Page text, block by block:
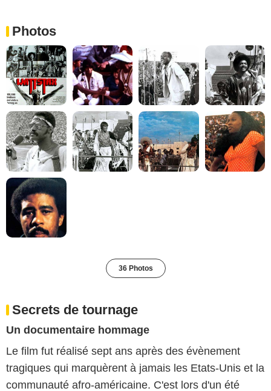
Photos
36 Photos
Secrets de tournage
Un documentaire hommage
Le film fut réalisé sept ans après des évènement
tragiques qui marquèrent à jamais les Etats-Unis et la
communauté afro-américaine. C'est lors d'un été